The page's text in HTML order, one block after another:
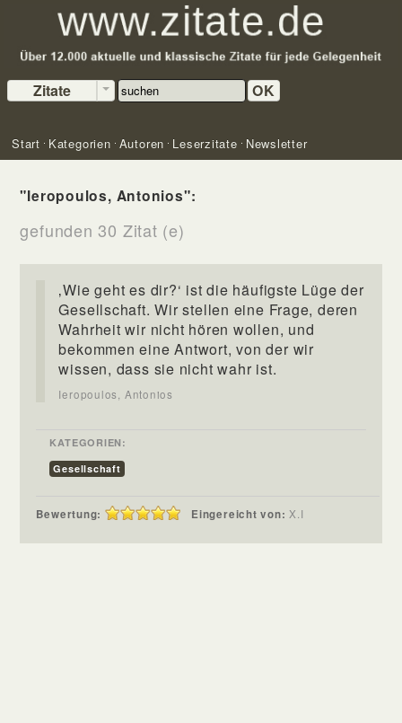
Zitate OK
Start Kategorien Autoren Leserzitate Newsletter
"Ieropoulos, Antonios":
gefunden 30 Zitat (e)
‚Wie geht es dir?‘ ist die häufigste Lüge der
Gesellschaft. Wir stellen eine Frage, deren
Wahrheit wir nicht hören wollen, und
bekommen eine Antwort, von der wir
wissen, dass sie nicht wahr ist.
Ieropoulos, Antonios
KATEGORIEN:
Gesellschaft
Bewertung: Eingereicht von:X.I